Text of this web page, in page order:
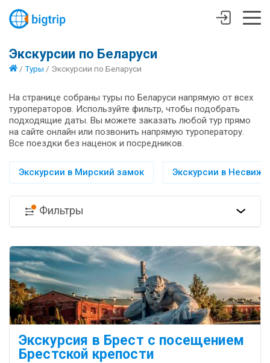
Экскурсии по Беларуси
/ Туры / Экскурсии по Беларуси
На странице собраны туры по Беларуси напрямую от всех
туроператоров. Используйте фильтр, чтобы подобрать
подходящие даты. Вы можете заказать любой тур прямо
на сайте онлайн или позвонить напрямую туроператору.
Все поездки без наценок и посредников.
Экскурсии в Мирский замок Экскурсии в Несвиж
Фильтры
Экскурсия в Брест с посещением
Брестской крепости